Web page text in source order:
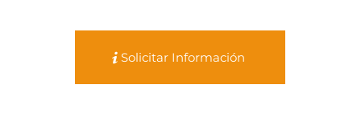
Solicitar Información